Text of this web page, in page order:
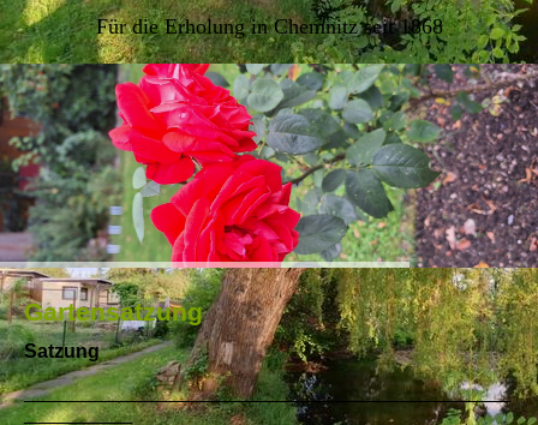
Für die Erholung in Chemnitz seit 1868
Gartensatzung
Satzung
_____________________________________________
__________